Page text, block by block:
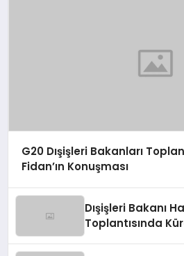
G20 Dışişleri Bakanları
Fidan’ın Konuşması
Dışişleri Bakanı
Toplantısında